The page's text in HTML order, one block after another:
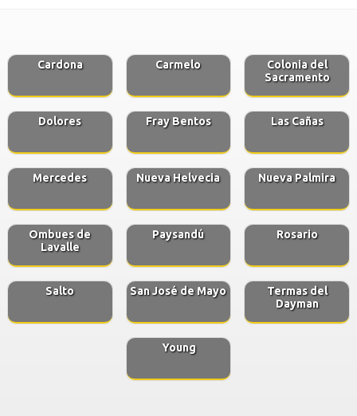
Cardona Carmelo
Colonia del
Sacramento
Dolores Fray Bentos Las Cañas
Mercedes Nueva Helvecia Nueva Palmira
Ombues de
Lavalle
Paysandú Rosario
Salto San José de Mayo
Termas del
Dayman
Young